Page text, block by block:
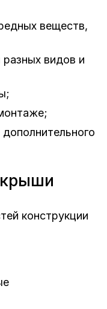
веществ,
разных видов и
конструкции